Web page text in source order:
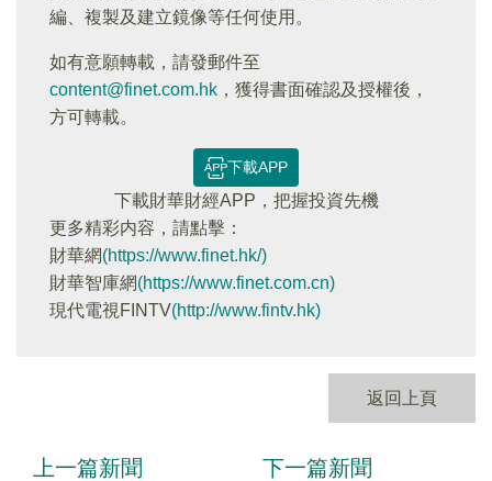
編、複製及建立鏡像等任何使用。
如有意願轉載，請發郵件至
content@finet.com.hk ，獲得書面確認及授權後，
方可轉載。
下載APP
下載財華財經APP，把握投資先機
更多精彩内容，請點擊：
財華網(https://www.finet.hk/)
財華智庫網(https://www.finet.com.cn)
現代電視FINTV(http://www.fintv.hk)
返回上頁
上一篇新聞 下一篇新聞